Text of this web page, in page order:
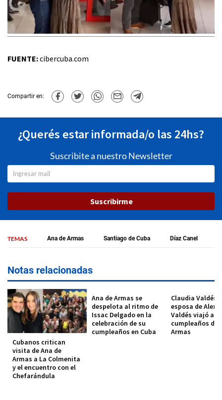
FUENTE:cibercuba.com
Compartir en:
¿Querés estar informada/o las 24hs?
Suscribite a nuestro Newsletter
Suscribirme
TEMAS Ana de Armas Santiago de Cuba Díaz Canel
Notas relacionadas
Cubanos critican
visita de Ana de
Armas a La Colmenita
y el encuentro con el
Chefarándula
Ana de Armas se
despelota al ritmo de
Issac Delgado en la
celebración de su
cumpleaños en Cuba
Claudia Valdés
esposa de Alexis
Valdés viajó a
cumpleaños de
Armas